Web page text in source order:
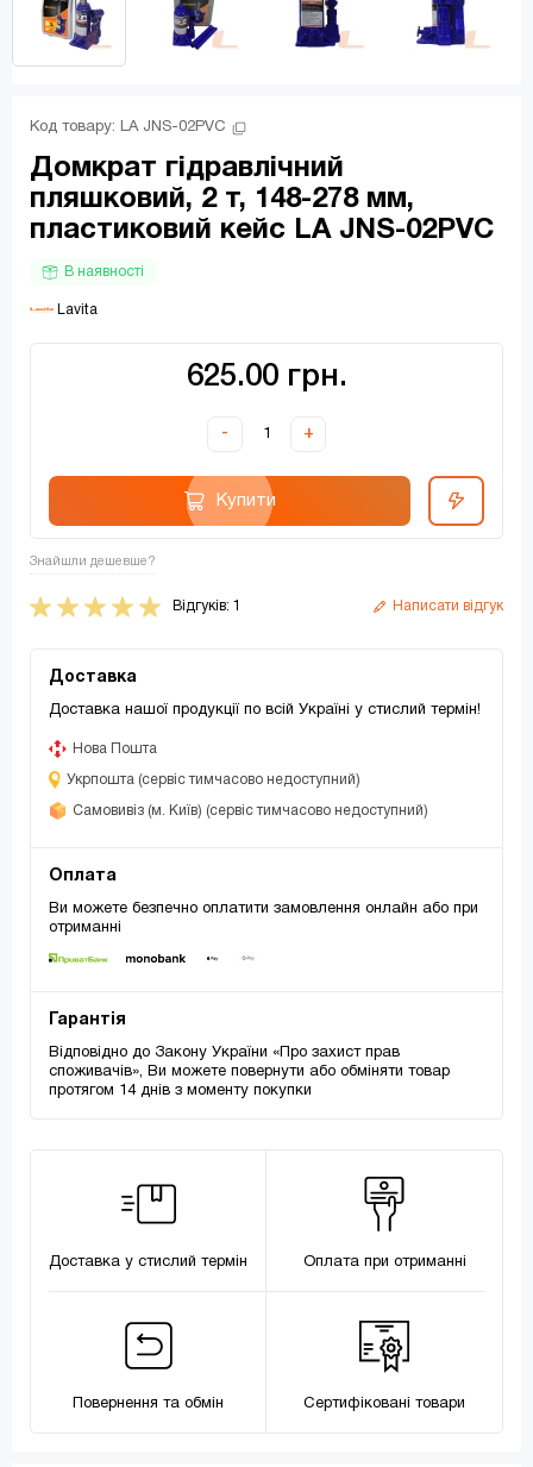
Код товару: LA JNS-02PVC
Домкрат гідравлічний
пляшковий, 2 т, 148-278 мм,
пластиковий кейс LA JNS-02PVC
В наявності
Lavita
625.00 грн.
- +
Купити
Знайшли дешевше?
Відгуків: 1 Написати відгук
Доставка
Доставка нашої продукції по всій Україні у стислий термін!
Нова Пошта
Укрпошта (сервіс тимчасово недоступний)
Самовивіз (м. Київ) (сервіс тимчасово недоступний)
Оплата
Ви можете безпечно оплатити замовлення онлайн або при
отриманні
Гарантія
Відповідно до Закону України «Про захист прав
споживачів», Ви можете повернути або обміняти товар
протягом 14 днів з моменту покупки
Доставка у стислий термін Оплата при отриманні
Повернення та обмін Сертифіковані товари